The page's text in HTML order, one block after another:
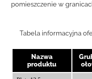
pomieszczenie w
Tabela informacyjna
Nazwa
produktu